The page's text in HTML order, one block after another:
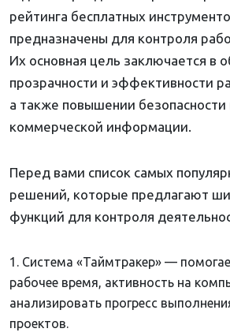
рейтинга бесплатных
предназначены для контроля
Их основная цель заключается в
прозрачности и эффективности
а также повышении
коммерческой информации.
Перед вами список самых
решений, которые предлагают
функций для контроля
Система «Таймтракер» —
рабочее время, активность на
анализировать прогресс
проектов.